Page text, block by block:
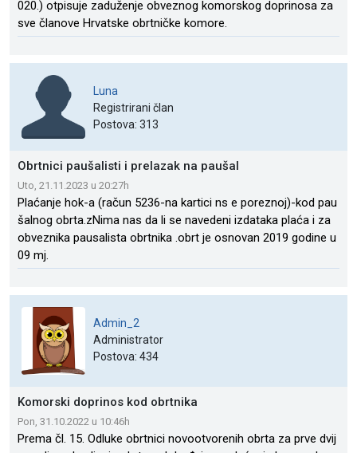
020.) otpisuje zaduženje obveznog komorskog doprinosa za
sve članove Hrvatske obrtničke komore.
Luna
Registrirani član
Postova: 313
Obrtnici paušalisti i prelazak na paušal
Uto, 21.11.2023 u 20:27h
Plaćanje hok-a (račun 5236-na kartici ns e poreznoj)-kod pau
šalnog obrta.zNima nas da li se navedeni izdataka plaća i za
obveznika pausalista obrtnika .obrt je osnovan 2019 godine u
09 mj.
Admin_2
Administrator
Postova: 434
Komorski doprinos kod obrtnika
Pon, 31.10.2022 u 10:46h
Prema čl. 15. Odluke obrtnici novootvorenih obrta za prve dvij